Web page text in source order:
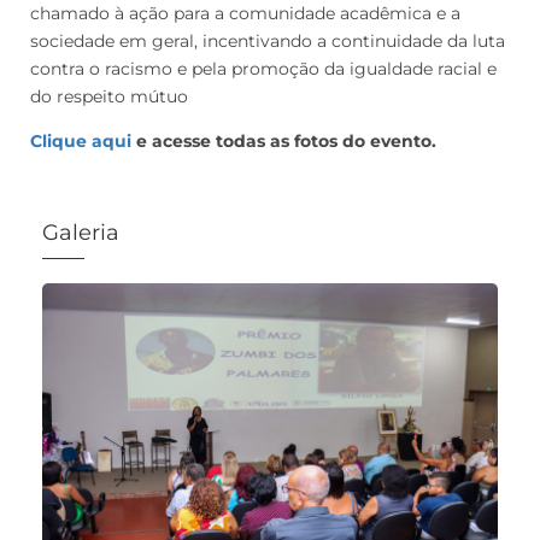
chamado à ação para a comunidade acadêmica e a
sociedade em geral, incentivando a continuidade da luta
contra o racismo e pela promoção da igualdade racial e
do respeito mútuo
Clique aqui e acesse todas as fotos do evento.
Galeria